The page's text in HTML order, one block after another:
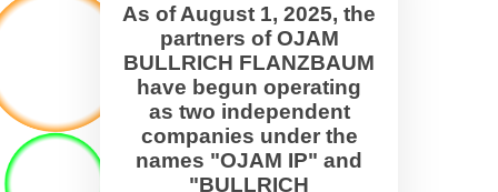
As of August 1, 2025, the
partners of OJAM
BULLRICH FLANZBAUM
have begun operating
as two independent
companies under the
names "OJAM IP" and
"BULLRICH